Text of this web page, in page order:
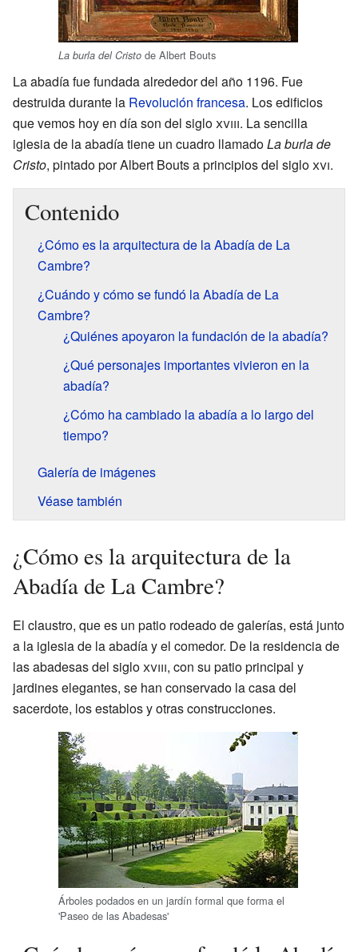
La burla del Cristo de Albert Bouts
La abadía fue fundada alrededor del año 1196. Fue
destruida durante la Revolución francesa. Los edificios
que vemos hoy en día son del sigloxviii. La sencilla
iglesia de la abadía tiene un cuadro llamadoLa burla de
Cristo, pintado por Albert Bouts a principios del sigloxvi.
Contenido
¿Cómo es la arquitectura de la Abadía de La
Cambre?
¿Cuándo y cómo se fundó la Abadía de La
Cambre?
¿Quiénes apoyaron la fundación de la abadía?
¿Qué personajes importantes vivieron en la
abadía?
¿Cómo ha cambiado la abadía a lo largo del
tiempo?
Galería de imágenes
Véase también
¿Cómo es la arquitectura de la
Abadía de La Cambre?
El claustro, que es un patio rodeado de galerías, está junto
a la iglesia de la abadía y el comedor. De la residencia de
las abadesas del sigloxviii, con su patio principal y
jardines elegantes, se han conservado la casa del
sacerdote, los establos y otras construcciones.
Árboles podados en un jardín formal que forma el
'Paseo de las Abadesas'